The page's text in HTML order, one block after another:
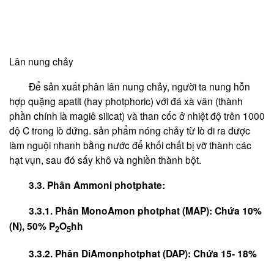
Lân nung chảy
Để sản xuất phân lân nung chảy, người ta nung hỗn
hợp quặng apatit (hay photphoric) với đá xà vân (thành
phần chính là magiê silicat) và than cốc ở nhiệt độ trên 1000
độ C trong lò đứng. sản phẩm nóng chảy từ lò đi ra được
làm nguội nhanh bằng nước để khối chất bị vỡ thành các
hạt vụn, sau đó sấy khô và nghiền thành bột.
3.3. Phân Ammoni photphate:
3.3.1. Phân MonoAmon photphat (MAP): Chứa 10%
(N), 50% P2O5hh
3.3.2. Phân DiAmonphotphat (DAP): Chứa 15- 18%